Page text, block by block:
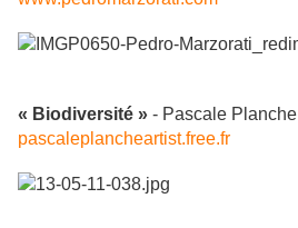
« Biodiversité » - Pascale Planche
pascaleplancheartist.free.fr